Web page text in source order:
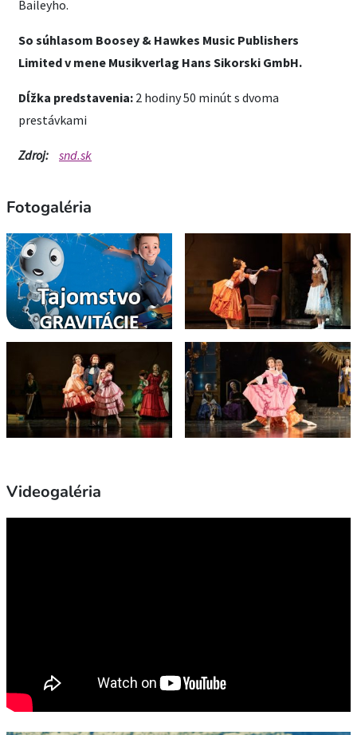
Baileyho.
So súhlasom Boosey & Hawkes Music Publishers
Limited v mene Musikverlag Hans Sikorski GmbH.
Dĺžka predstavenia: 2 hodiny 50 minút s dvoma
prestávkami
Zdroj: snd.sk
Fotogaléria
Videogaléria